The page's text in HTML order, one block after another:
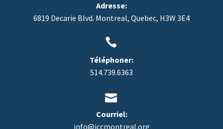
Adresse:
6819 Decarie Blvd. Montreal, Quebec, H3W 3E4


Téléphoner:
514.739.6363


Courriel:
info@jccmontreal.org